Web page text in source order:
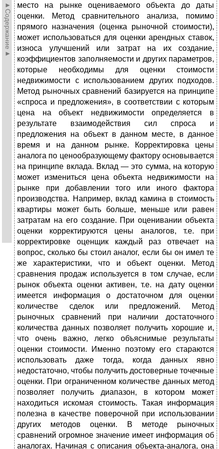
►Содержание►
место на рынке оцениваемого объекта до даты
оценки. Метод сравнительного анализа, помимо
прямого назначения (оценка рыночной стоимости),
может использоваться для оценки арендных ставок,
износа улучшений или затрат на их создание,
коэффициентов заполняемости и других параметров,
которые необходимы для оценки стоимости
недвижимости с использованием других подходов.
Метод рыночных сравнений базируется на принципе
«спроса и предложения», в соответствии с которым
цена на объект недвижимости определяется в
результате взаимодействия сил спроса и
предложения на объект в данном месте, в данное
время и на данном рынке. Корректировка цены
аналога по ценообразующему фактору основывается
на принципе вклада. Вклад — это сумма, на которую
может измениться цена объекта недвижимости на
рынке при добавлении того или иного фактора
производства. Например, вклад камина в стоимость
квартиры может быть больше, меньше или равен
затратам на его создание. При оценивании объекта
оценки корректируются цены аналогов, т.е. при
корректировке оценщик каждый раз отвечает на
вопрос, сколько бы стоил аналог, если бы он имел те
же характеристики, что и объект оценки. Метод
сравнения продаж используется в том случае, если
рынок объекта оценки активен, т.е. на дату оценки
имеется информация о достаточном для оценки
количестве сделок или предложений. Метод
рыночных сравнений при наличии достаточного
количества данных позволяет получить хорошие и,
что очень важно, легко объяснимые результаты
оценки стоимости. Именно поэтому его стараются
использовать даже тогда, когда данных явно
недостаточно, чтобы получить достоверные точечные
оценки. При ограниченном количестве данных метод
позволяет получить диапазон, в котором может
находиться искомая стоимость. Такая информация
полезна в качестве поверочной при использовании
других методов оценки. В методе рыночных
сравнений огромное значение имеет информация об
аналогах. Начиная с описания объекта-аналога, она